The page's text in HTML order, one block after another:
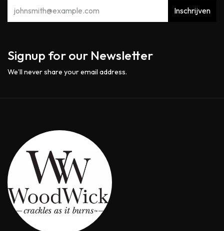
Inschrijven
Signup for our Newsletter
We’ll never share your email address.